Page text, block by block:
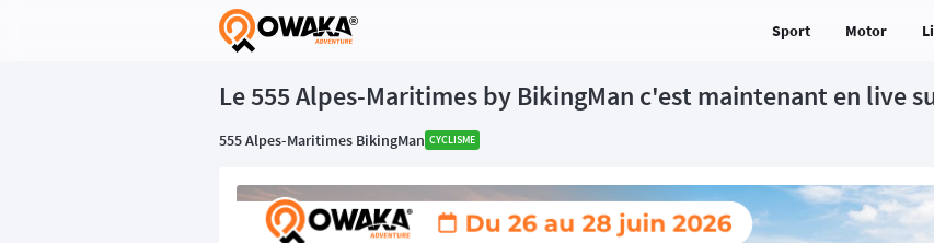
® Sport Motor
Le 555 Alpes-Maritimes by BikingMan c'est maintenant en live
555 Alpes-Maritimes BikingMan CYCLISME